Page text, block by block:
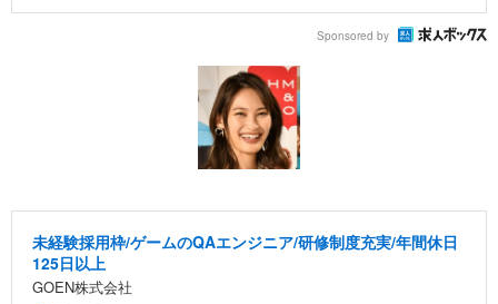
Sponsored by
未経験採用枠/ゲームのQAエンジニア/研修制度充実/年間休日
125日以上
GOEN株式会社